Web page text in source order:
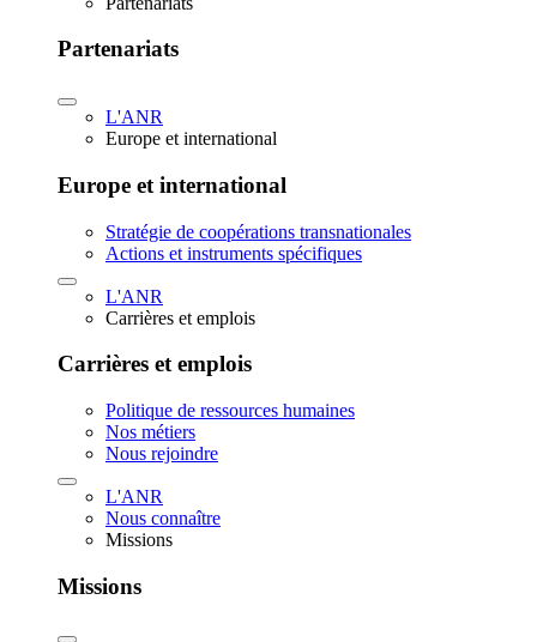
Partenariats
L'ANR
Europe et international
Europe et international
Stratégie de coopérations transnationales
Actions et instruments spécifiques
L'ANR
Carrières et emplois
Carrières et emplois
Politique de ressources humaines
Nos métiers
Nous rejoindre
L'ANR
Nous connaître
Missions
Missions